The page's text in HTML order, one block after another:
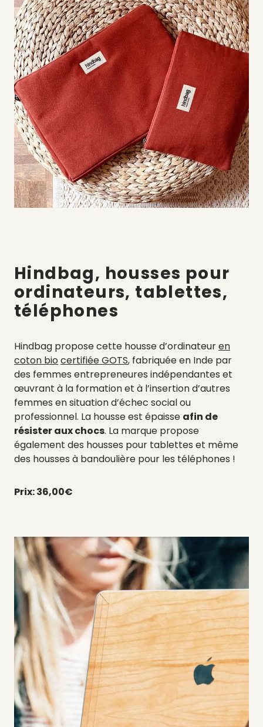
Hindbag, housses pour
ordinateurs, tablettes,
téléphones
Hindbag propose cette housse d’ordinateuren
coton bio certifiée GOTS, fabriquée en Inde par
des femmes entrepreneures indépendantes et
œuvrant à la formation et à l’insertion d’autres
femmes en situation d’échec social ou
professionnel. La housse est épaisse afin de
résister aux chocs. La marque propose
également des housses pour tablettes et même
des housses à bandoulière pour les téléphones !
Prix: 36,00€